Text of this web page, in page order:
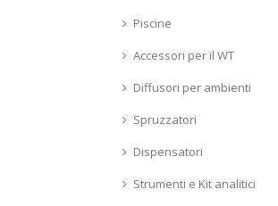
Piscine
Accessori per il WT
Diffusori per ambienti
Spruzzatori
Dispensatori
Strumenti e Kit analitici